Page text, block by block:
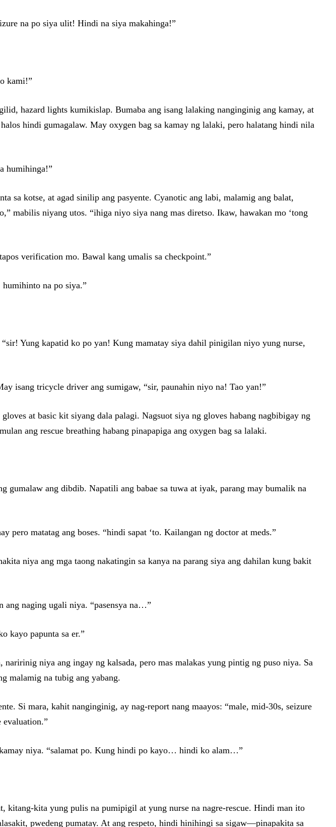
na po siya ulit! Hindi na siya makahinga!”
kami!”
hazard lights kumikislap. Bumaba ang isang lalaking nanginginig ang kamay, at
hindi gumagalaw. May oxygen bag sa kamay ng lalaki, pero halatang hindi nila
humihinga!”
sa kotse, at agad sinilip ang pasyente. Cyanotic ang labi, malamig ang balat,
mabilis niyang utos. “ihiga niyo siya nang mas diretso. Ikaw, hawakan mo ‘tong
verification mo. Bawal kang umalis sa checkpoint.”
humihinto na po siya.”
Yung kapatid ko po yan! Kung mamatay siya dahil pinigilan niyo yung nurse,
isang tricycle driver ang sumigaw, “sir, paunahin niyo na! Tao yan!”
at basic kit siyang dala palagi. Nagsuot siya ng gloves habang nagbibigay ng
ang rescue breathing habang pinapapiga ang oxygen bag sa lalaki.
gumalaw ang dibdib. Napatili ang babae sa tuwa at iyak, parang may bumalik na
pero matatag ang boses. “hindi sapat ‘to. Kailangan ng doctor at meds.”
niya ang mga taong nakatingin sa kanya na parang siya ang dahilan kung bakit
naging ugali niya. “pasensya na…”
kayo papunta sa er.”
niya ang ingay ng kalsada, pero mas malakas yung pintig ng puso niya. Sa
malamig na tubig ang yabang.
Si mara, kahit nanginginig, ay nag-report nang maayos: “male, mid-30s, seizure
evaluation.”
kamay niya. “salamat po. Kung hindi po kayo… hindi ko alam…”
kitang-kita yung pulis na pumipigil at yung nurse na nagre-rescue. Hindi man ito
pwedeng pumatay. At ang respeto, hindi hinihingi sa sigaw—pinapakita sa